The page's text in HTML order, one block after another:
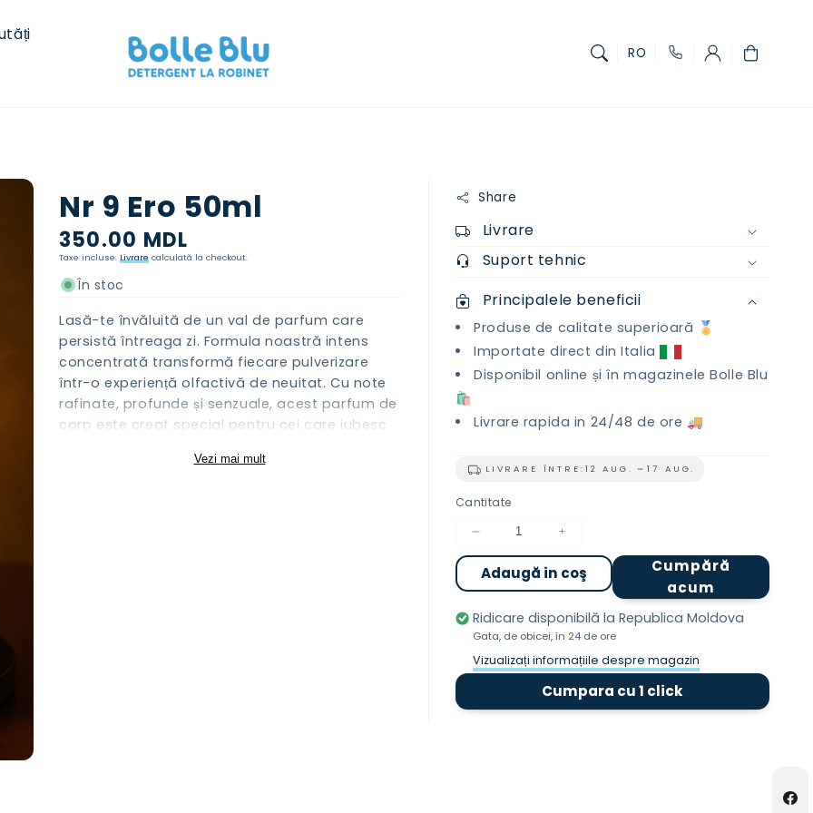
RO Coș
Nr 9 Ero 50ml
Preț
normal
350.00 MDL
Taxe incluse.Livrare calculată la checkout.
În stoc
Lasă-te învăluită de un val de parfum care
persistă întreaga zi. Formula noastră intens
concentrată transformă fiecare pulverizare
într-o experiență olfactivă de neuitat. Cu note
rafinate, profunde și senzuale, acest parfum de
corp este creat special pentru cei care iubesc
piele, fără să o usuce, lăsând în urmă o
Vezi mai mult
Share
Livrare
Suport tehnic
Principalele beneficii
Produse de calitate superioară 🏅
Importate direct din Italia
Disponibil online și în magazinele Bolle Blu
🛍️
Livrare rapida in 24/48 de ore 🚚
LIVRARE ÎNTRE: 12 AUG. 17 AUG.
Cantitate
Reduceți
cantitatea
pentru
Nr
9
Ero
50ml
Creșteți
cantitatea
pentru
Nr
9
Ero
Adaugă in coş
Cumpără
acum
Ridicare disponibilă la Republica Moldova
Gata, de obicei, în 24 de ore
Vizualizați informațiile despre magazin
Cumpara cu 1 click